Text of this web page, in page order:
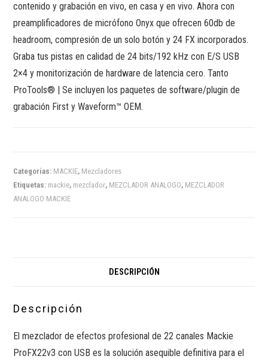
contenido y grabación en vivo, en casa y en vivo. Ahora con
preamplificadores de micrófono Onyx que ofrecen 60db de
headroom, compresión de un solo botón y 24 FX incorporados.
Graba tus pistas en calidad de 24 bits/192 kHz con E/S USB
2×4 y monitorización de hardware de latencia cero. Tanto
ProTools® | Se incluyen los paquetes de software/plugin de
grabación First y Waveform™ OEM.
Categorías: MACKIE, Mezcladores
Etiquetas: mackie, mezclador, MEZCLADOR ANALOGO, MEZCLADOR
ANALOGO MACKIE
DESCRIPCIÓN
Descripción
El mezclador de efectos profesional de 22 canales Mackie
ProFX22v3 con USB es la solución asequible definitiva para el